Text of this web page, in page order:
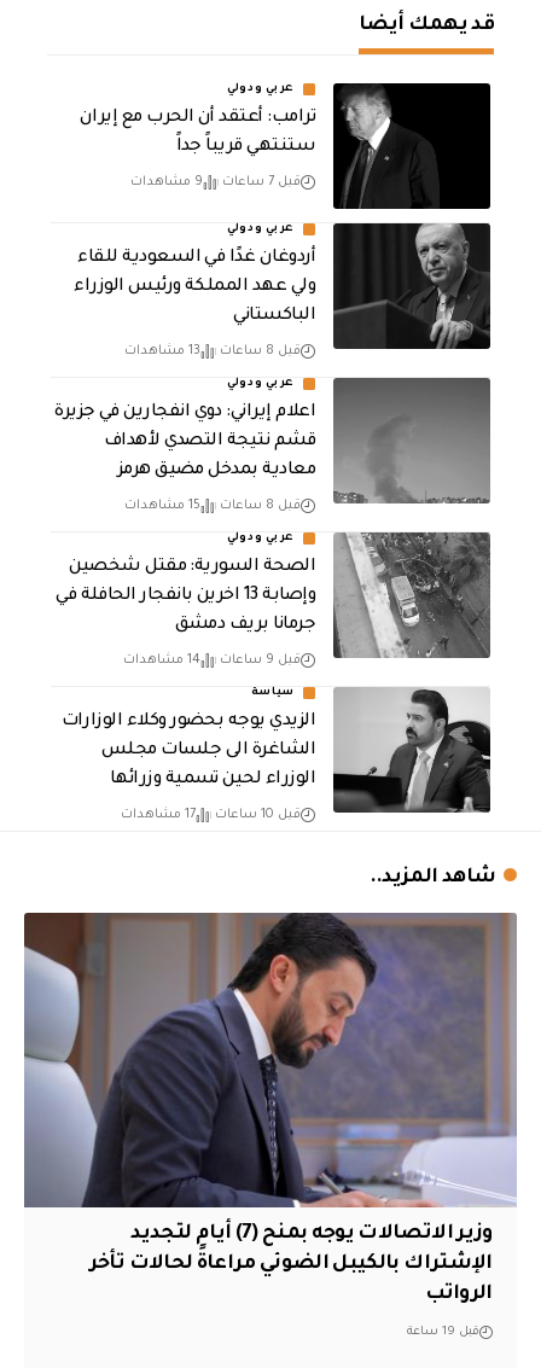
قد يهمك أيضا
عربي ودولي
‏ترامب: أعتقد أن الحرب مع إيران
ستنتهي قريباً جداً
قبل 7 ساعات 9 مشاهدات
عربي ودولي
أردوغان غدًا في السعودية للقاء
ولي عهد المملكة ورئيس الوزراء
الباكستاني
قبل 8 ساعات 13 مشاهدات
عربي ودولي
اعلام إيراني: دوي انفجارين في جزيرة
قشم نتيجة التصدي لأهداف
معادية بمدخل مضيق هرمز
قبل 8 ساعات 15 مشاهدات
عربي ودولي
الصحة السورية: مقتل شخصين
وإصابة 13 اخرين بانفجار الحافلة في
جرمانا بريف دمشق
قبل 9 ساعات 14 مشاهدات
سياسة
الزيدي يوجه بحضور وكلاء الوزارات
الشاغرة الى جلسات مجلس
الوزراء لحين تسمية وزرائها
قبل 10 ساعات 17 مشاهدات
شاهد المزيد..
وزير الاتصالات يوجه بمنح (7) أيام لتجديد
الإشتراك بالكيبل الضوئي مراعاةً لحالات تأخر
الرواتب
قبل 19 ساعة